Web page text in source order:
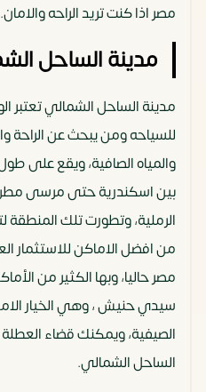
مصر اذا كنت تريد الراحه والامان.
مدينة الساحل
مدينة الساحل الشمالي تعتبر
للسياحه ومن يبحث عن الراحة
والمياه الصافية، ويقع على
بين اسكندرية حتى مرسى
الرملية، وتطورت تلك المنطقة
من افضل الاماكن
مصر حاليا، وبها الكثير من
سيدي حنيش ، وهي الخيار
الصيفية، ويمكنك قضاء العطلة
الساحل الشمالي.